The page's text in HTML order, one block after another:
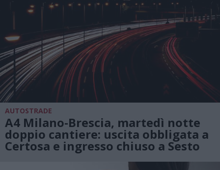
AUTOSTRADE
A4 Milano-Brescia, martedì notte
doppio cantiere: uscita obbligata a
Certosa e ingresso chiuso a Sesto